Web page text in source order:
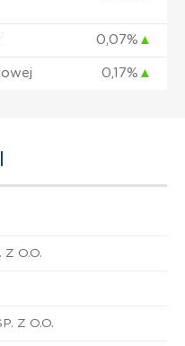
0,07% ▲
0,17% ▲
O.O.
Z O.O.